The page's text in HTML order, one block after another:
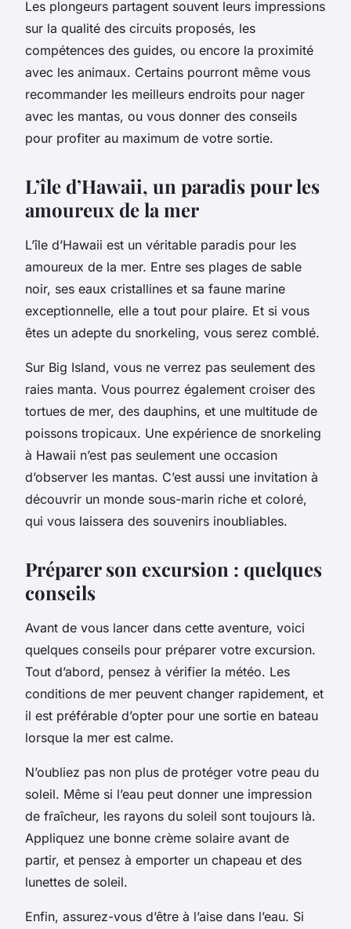
Les plongeurs partagent souvent leurs impressions
sur la qualité des circuits proposés, les
compétences des guides, ou encore la proximité
avec les animaux. Certains pourront même vous
recommander les meilleurs endroits pour nager
avec les mantas, ou vous donner des conseils
pour profiter au maximum de votre sortie.
L’île d’Hawaii, un paradis pour les
amoureux de la mer
L’île d’Hawaii est un véritable paradis pour les
amoureux de la mer. Entre ses plages de sable
noir, ses eaux cristallines et sa faune marine
exceptionnelle, elle a tout pour plaire. Et si vous
êtes un adepte du snorkeling, vous serez comblé.
Sur Big Island, vous ne verrez pas seulement des
raies manta. Vous pourrez également croiser des
tortues de mer, des dauphins, et une multitude de
poissons tropicaux. Une expérience de snorkeling
à Hawaii n’est pas seulement une occasion
d’observer les mantas. C’est aussi une invitation à
découvrir un monde sous-marin riche et coloré,
qui vous laissera des souvenirs inoubliables.
Préparer son excursion : quelques
conseils
Avant de vous lancer dans cette aventure, voici
quelques conseils pour préparer votre excursion.
Tout d’abord, pensez à vérifier la météo. Les
conditions de mer peuvent changer rapidement, et
il est préférable d’opter pour une sortie en bateau
lorsque la mer est calme.
N’oubliez pas non plus de protéger votre peau du
soleil. Même si l’eau peut donner une impression
de fraîcheur, les rayons du soleil sont toujours là.
Appliquez une bonne crème solaire avant de
partir, et pensez à emporter un chapeau et des
lunettes de soleil.
Enfin, assurez-vous d’être à l’aise dans l’eau. Si